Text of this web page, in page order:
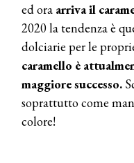
ed ora arriva il
2020 la tendenza è
dolciarie per le
caramello è
maggiore successo.
soprattutto come
colore!